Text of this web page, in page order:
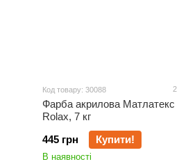
Код товару: 30088 2
Фарба акрилова Матлатекс
Rolax, 7 кг
445 грн
Купити!
В наявності